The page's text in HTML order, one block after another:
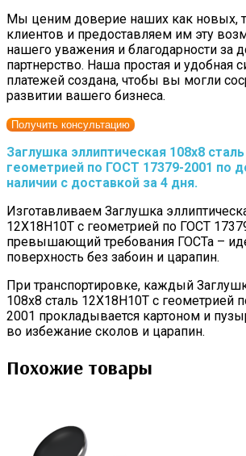
Мы ценим доверие наших как новых,
клиентов и предоставляем им эту
нашего уважения и благодарности за
партнерство. Наша простая и удобная
платежей создана, чтобы вы могли
развитии вашего бизнеса.
Получить консультацию
Заглушка эллиптическая 108х8
геометрией по ГОСТ 17379-2001 по
наличии с доставкой за 4 дня.
Изготавливаем Заглушка
12Х18Н10Т с геометрией по ГОСТ
превышающий требования ГОСТа –
поверхность без забоин и царапин.
При транспортировке, каждый
108х8 сталь 12Х18Н10Т с геометрией
2001 прокладывается картоном и
во избежание сколов и царапин.
Похожие товары